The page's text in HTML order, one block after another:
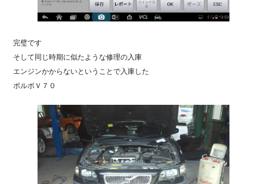
完璧です
そして同じ時期に似たような修理の入庫
エンジンかからないということで入庫した
ボルボＶ７０